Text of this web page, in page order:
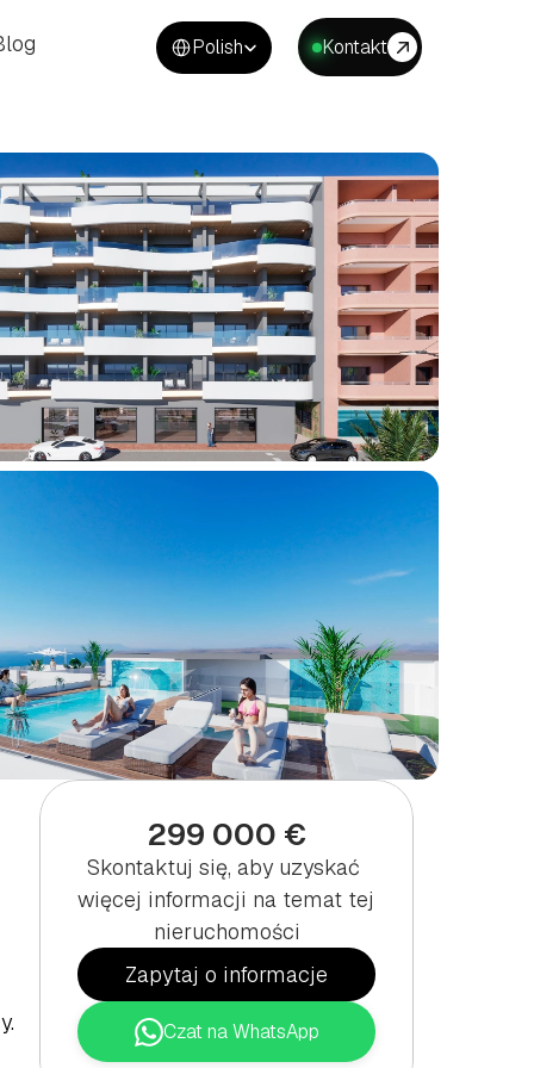
Select Language
Polish Kontakt
299 000 €
Skontaktuj się, aby uzyskać
więcej informacji na temat tej
nieruchomości
Zapytaj o informacje
Czat na WhatsApp